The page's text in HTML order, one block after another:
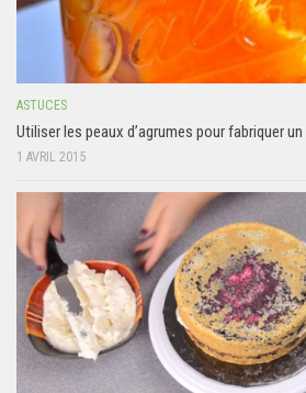
ASTUCES
Utiliser les peaux d’agrumes pour fabriquer
1 AVRIL 2015